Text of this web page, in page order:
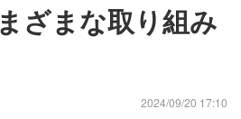
ざまな取り組み
2024/09/20 17:10